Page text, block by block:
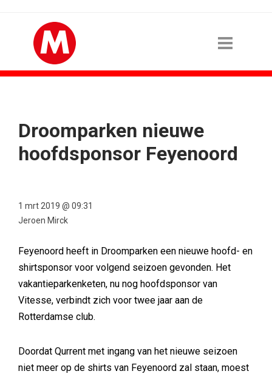
Droomparken nieuwe
hoofdsponsor Feyenoord
1 mrt 2019 @ 09:31
Jeroen Mirck
Feyenoord heeft in Droomparken een nieuwe hoofd- en
shirtsponsor voor volgend seizoen gevonden. Het
vakantieparkenketen, nu nog hoofdsponsor van
Vitesse, verbindt zich voor twee jaar aan de
Rotterdamse club.
Doordat Qurrent met ingang van het nieuwe seizoen
niet meer op de shirts van Feyenoord zal staan, moest